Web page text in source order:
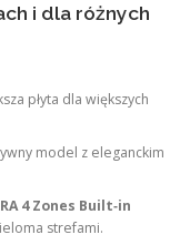
i dla różnych
płyta dla większych
model z eleganckim
4 Zones Built‑in
strefami.